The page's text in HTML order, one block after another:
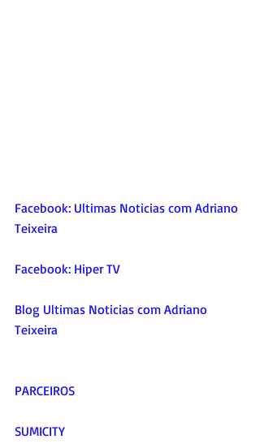
Facebook: Ultimas Noticias com Adriano
Teixeira
Facebook: Hiper TV
Blog Ultimas Noticias com Adriano
Teixeira
PARCEIROS
SUMICITY